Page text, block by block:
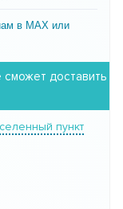
в MAX или
доставить
пункт